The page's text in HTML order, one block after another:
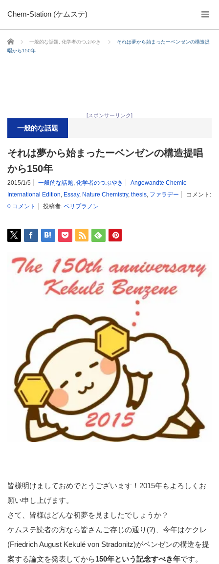
Chem-Station (ケムステ)
ホーム 一般的な話題 化学者のつぶやき
それは夢から始まったーベンゼンの構造提
唱から150年
[スポンサーリンク]
一般的な話題
それは夢から始まったーベンゼンの構造提唱
から150年
2015/1/5 一般的な話題, 化学者のつぶやき
Angewandte Chemie
International Edition, Essay, Nature Chemistry, thesis, ファラデー
コメント:
0 コメント
投稿者: ペリプラノン
皆様明けましておめでとうございます！2015年もよろしくお
願い申し上げます。
さて、皆様はどんな初夢を見ましたでしょうか？
ケムステ読者の方なら皆さんご存じの通り(?)、今年はケクレ
(Friedrich August Kekulé von Stradonitz)がベンゼンの構造を提
案する論文を発表してから150年という記念すべき年です。